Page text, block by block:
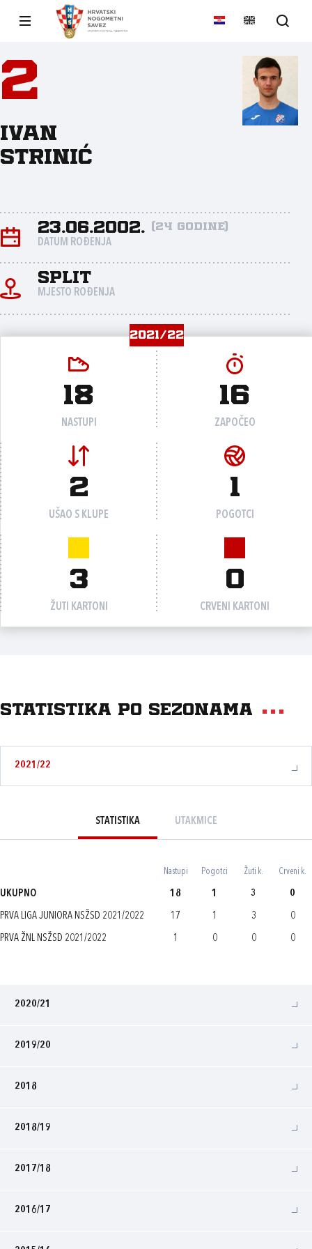
2
Ivan
Strinić
23.06.2002. (24 godine)
DATUM ROĐENJA
Split
MJESTO ROĐENJA
2021/22
18
NASTUPI
16
ZAPOČEO
2
UŠAO S KLUPE
1
POGOTCI
3
ŽUTI KARTONI
0
CRVENI KARTONI
Statistika po sezonama
2021/22
STATISTIKA UTAKMICE
Nastupi Pogotci Žuti k. Crveni k.
UKUPNO 18 1 3 0
PRVA LIGA JUNIORA NSŽSD 2021/2022 17 1 3 0
PRVA ŽNL NSŽSD 2021/2022 1 0 0 0
2020/21
2019/20
2018
2018/19
2017/18
2016/17